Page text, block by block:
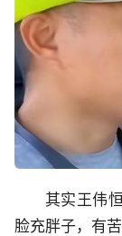
其实王伟
脸充胖子，有苦